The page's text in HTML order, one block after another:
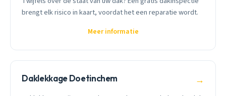
brengt elk risico in kaart, voordat het een reparatie wordt.
Meer informatie
Daklekkage Doetinchem →